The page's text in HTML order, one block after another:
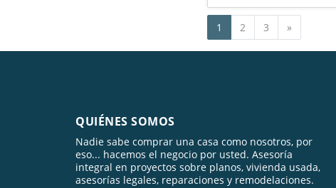
1 2 3 »
QUIÉNES SOMOS
Nadie sabe comprar una casa como nosotros, por
eso... hacemos el negocio por usted. Asesoría
integral en proyectos sobre planos, vivienda usada,
asesorías legales, reparaciones y remodelaciones.